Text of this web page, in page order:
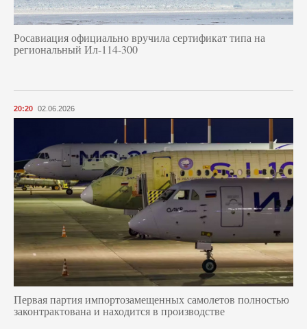
Росавиация официально вручила сертификат типа на
региональный Ил-114-300
20:20 02.06.2026
Первая партия импортозамещенных самолетов полностью
законтрактована и находится в производстве